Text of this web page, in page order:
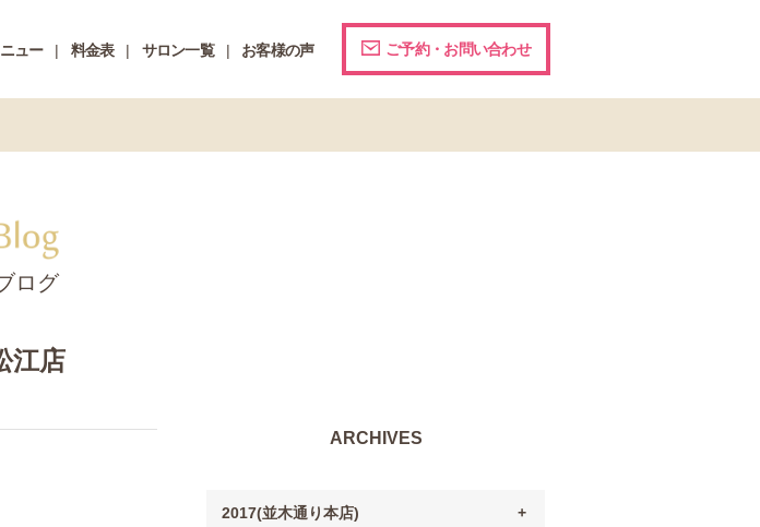
ュー 料金表 サロン一覧 お客様の声 ご予約・お問い合わせ
ログ
江店
ARCHIVES
2017(並木通り本店)